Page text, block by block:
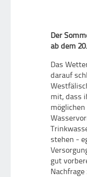
Der
ab dem 20.
Das
darauf
mit, dass
stehen -
gut